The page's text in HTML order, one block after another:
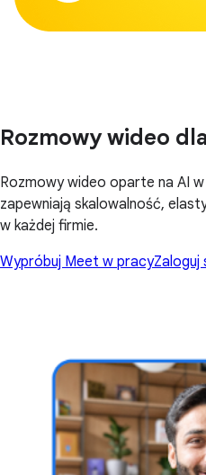
Rozmowy wideo
Rozmowy wideo oparte na AI
zapewniają skalowalność,
w każdej firmie.
Wypróbuj Meet w pracyZaloguj